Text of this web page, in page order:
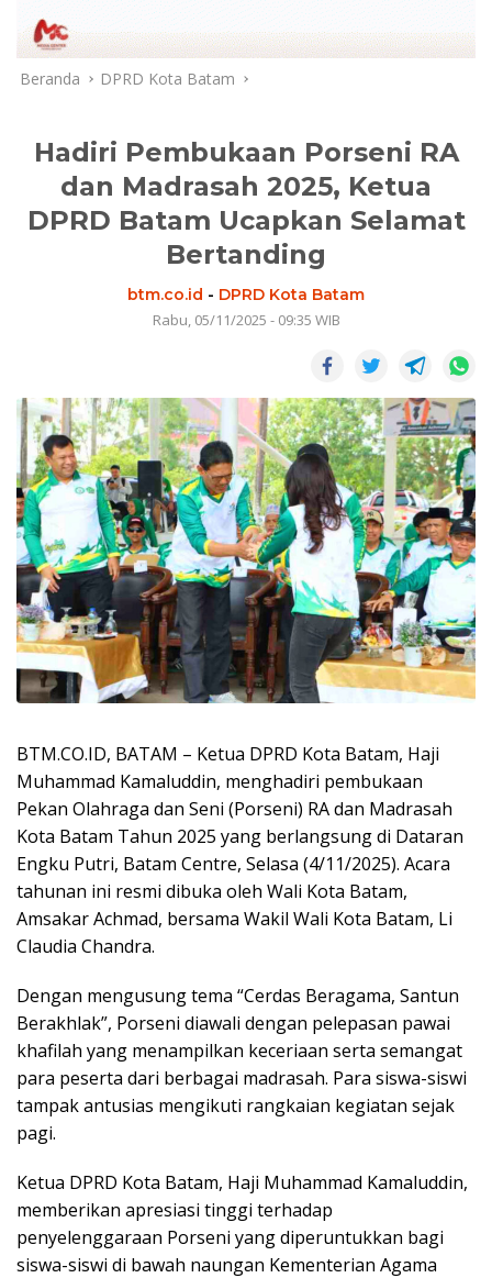
Beranda DPRD Kota Batam
Hadiri Pembukaan Porseni RA
dan Madrasah 2025, Ketua
DPRD Batam Ucapkan Selamat
Bertanding
btm.co.id - DPRD Kota Batam
Rabu, 05/11/2025 - 09:35 WIB
BTM.CO.ID, BATAM – Ketua DPRD Kota Batam, Haji
Muhammad Kamaluddin, menghadiri pembukaan
Pekan Olahraga dan Seni (Porseni) RA dan Madrasah
Kota Batam Tahun 2025 yang berlangsung di Dataran
Engku Putri, Batam Centre, Selasa (4/11/2025). Acara
tahunan ini resmi dibuka oleh Wali Kota Batam,
Amsakar Achmad, bersama Wakil Wali Kota Batam, Li
Claudia Chandra.
Dengan mengusung tema “Cerdas Beragama, Santun
Berakhlak”, Porseni diawali dengan pelepasan pawai
khafilah yang menampilkan keceriaan serta semangat
para peserta dari berbagai madrasah. Para siswa-siswi
tampak antusias mengikuti rangkaian kegiatan sejak
pagi.
Ketua DPRD Kota Batam, Haji Muhammad Kamaluddin,
memberikan apresiasi tinggi terhadap
penyelenggaraan Porseni yang diperuntukkan bagi
siswa-siswi di bawah naungan Kementerian Agama